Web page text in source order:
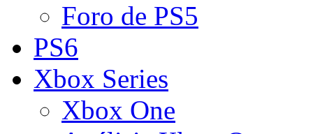
Foro de PS5
PS6
Xbox Series
Xbox One